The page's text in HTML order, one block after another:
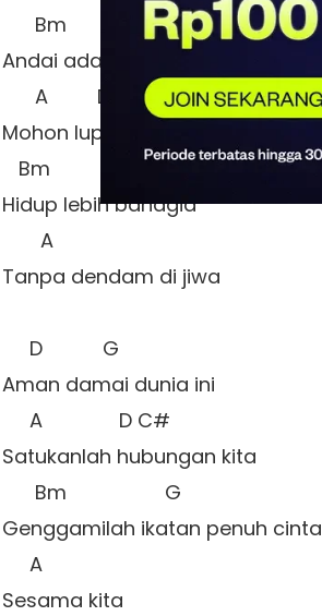
      Bm          G
Andai ada salah bicara
      A         D
Mohon lupakan segalanya
   Bm         G
Hidup lebih bahagia
       A
Tanpa dendam di jiwa
     D           G
Aman damai dunia ini
     A              D C#
Satukanlah hubungan kita
      Bm                  G
Genggamilah ikatan penuh cinta
     A
Sesama kita